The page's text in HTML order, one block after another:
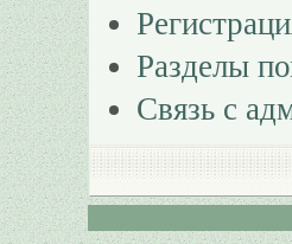
Разделы
Связь с